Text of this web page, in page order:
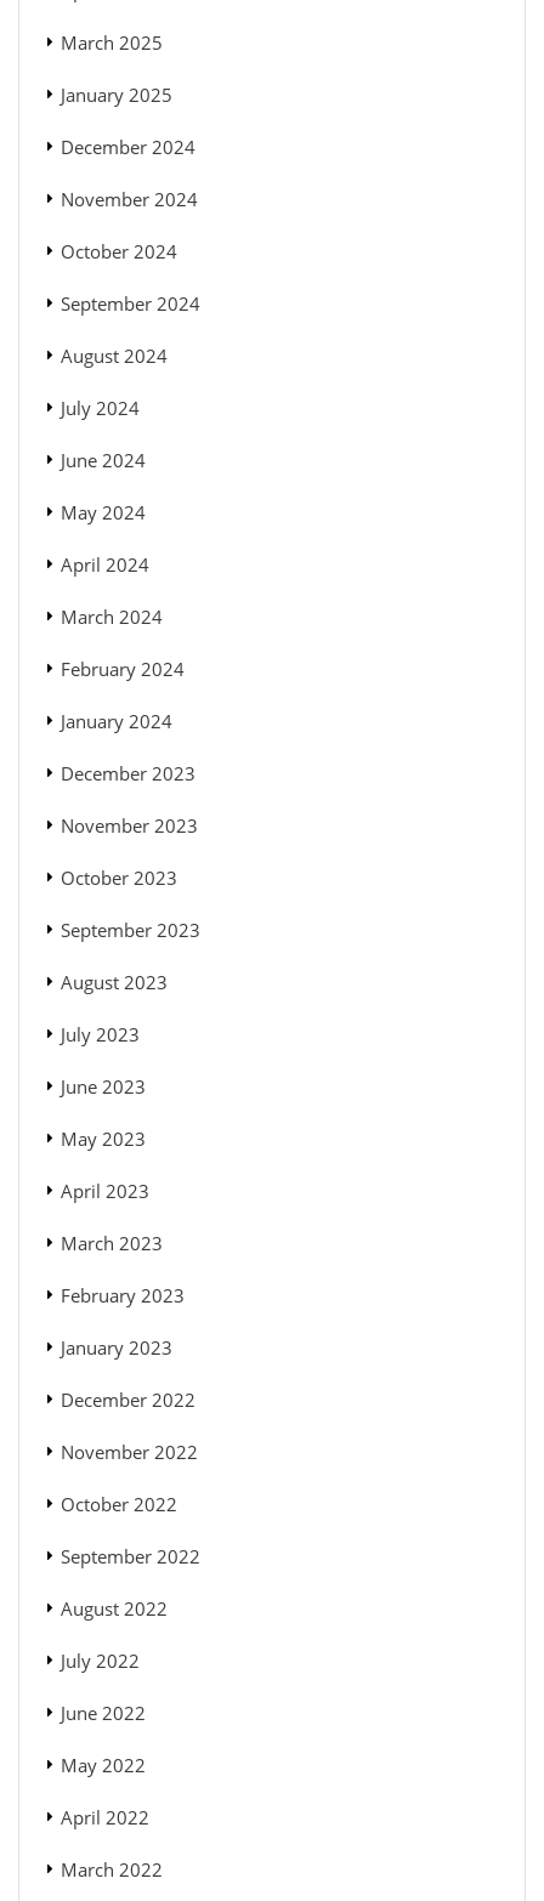
March 2025
January 2025
December 2024
November 2024
October 2024
September 2024
August 2024
July 2024
June 2024
May 2024
April 2024
March 2024
February 2024
January 2024
December 2023
November 2023
October 2023
September 2023
August 2023
July 2023
June 2023
May 2023
April 2023
March 2023
February 2023
January 2023
December 2022
November 2022
October 2022
September 2022
August 2022
July 2022
June 2022
May 2022
April 2022
March 2022